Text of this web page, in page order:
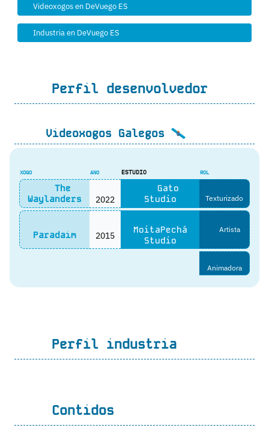
Videoxogos en DeVuego ES
Industria en DeVuego ES
Perfil desenvolvedor
Videoxogos Galegos
XOGO ANO ESTUDIO ROL
The
Waylanders
2022
Gato
Studio
Texturizado
Paradaim 2015
MoitaPechá
Studio
Artista
Animadora
Perfil industria
Contidos